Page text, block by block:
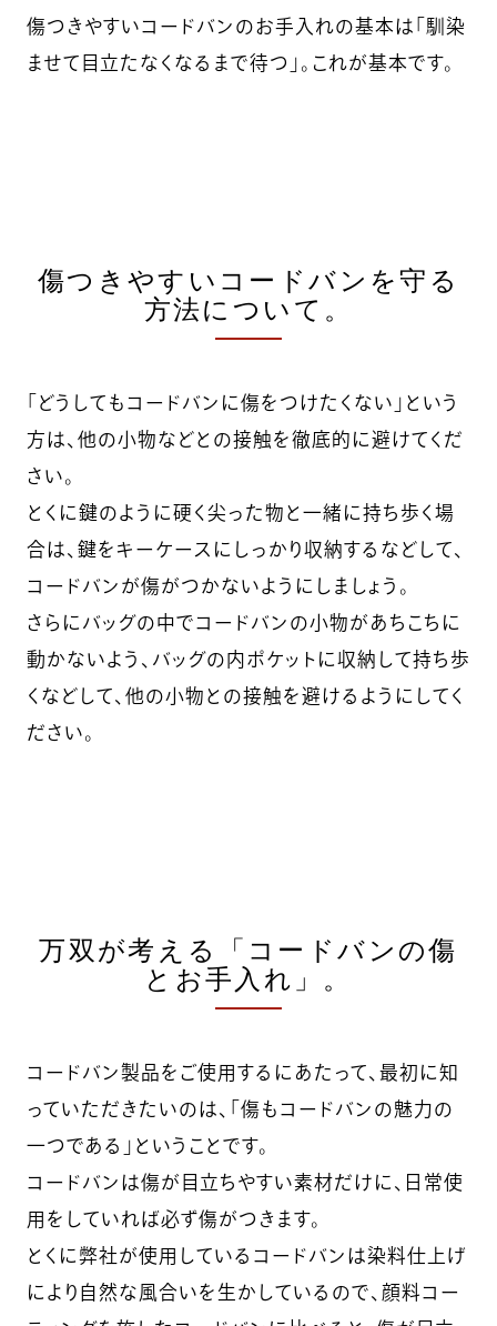
傷つきやすいコードバンのお手入れの基本は「馴染
ませて目立たなくなるまで待つ」。これが基本です。
傷つきやすいコードバンを守る
方法について。
「どうしてもコードバンに傷をつけたくない」という
方は、他の小物などとの接触を徹底的に避けてくだ
さい。
とくに鍵のように硬く尖った物と一緒に持ち歩く場
合は、鍵をキーケースにしっかり収納するなどして、
コードバンが傷がつかないようにしましょう。
さらにバッグの中でコードバンの小物があちこちに
動かないよう、バッグの内ポケットに収納して持ち歩
くなどして、他の小物との接触を避けるようにしてく
ださい。
万双が考える「コードバンの傷
とお手入れ」。
コードバン製品をご使用するにあたって、最初に知
っていただきたいのは、「傷もコードバンの魅力の
一つである」ということです。
コードバンは傷が目立ちやすい素材だけに、日常使
用をしていれば必ず傷がつきます。
とくに弊社が使用しているコードバンは染料仕上げ
により自然な風合いを生かしているので、顔料コー